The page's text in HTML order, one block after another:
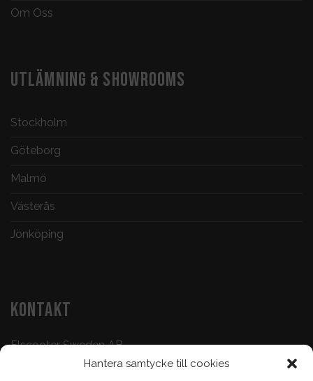
Hantera samtycke till cookies
Om Oss
UTLÄMNING & SHOWROOMS
Stockholm
Göteborg
Malmö
Västerås
Jönköping
KONTAKT
Elscooter Sweden AB
073-500 47 72